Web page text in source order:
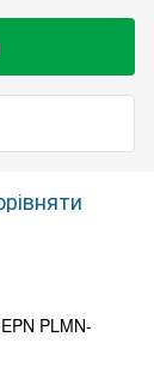
PLMN-